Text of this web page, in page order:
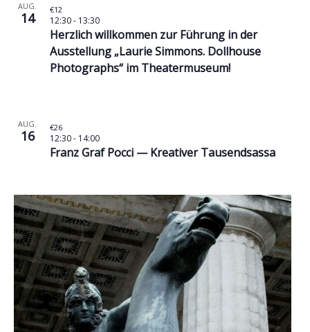
AUG.
14
Herzlich willkommen zur Führung in der
Ausstellung „Laurie Simmons. Dollhouse
Photographs“ im Theatermuseum!
12:30- 13:30
€12
AUG.
16
Franz Graf Pocci — Kreativer Tausendsassa
12:30- 14:00
€26